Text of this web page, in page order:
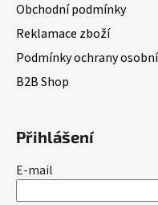
Obchodní podmínky
Reklamace zboží
Podmínky ochrany
B2B Shop
Přihlášení
E-mail